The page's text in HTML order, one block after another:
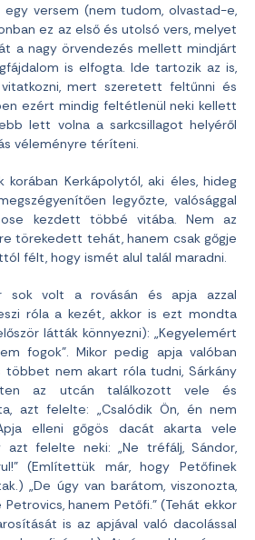
versem (nem tudom, olvastad-e,
ez az első és utolsó vers, melyet
a nagy örvendezés mellett mindjárt
is elfogta. Ide tartozik az is,
mert szeretett feltűnni és
ezért mindig feltétlenül neki kellett
lett volna a sarkcsillagot helyéről
véleményre téríteni.
korában Kerkápolytól, aki éles, hideg
legyőzte, valósággal
kezdett többé vitába. Nem az
törekedett tehát, hanem csak gőgje
félt, hogy ismét alul talál maradni.
sok volt a rovásán és apja azzal
róla a kezét, akkor is ezt mondta
látták könnyezni): „Kegyelemért
fogok”. Mikor pedig apja valóban
nem akart róla tudni, Sárkány
az utcán találkozott vele és
azt felelte: „Csalódik Ön, én nem
elleni gőgös dacát akarta vele
azt felelte neki: „Ne tréfálj, Sándor,
(Említettük már, hogy Petőfinek
„De úgy van barátom, viszonozta,
hanem Petőfi.” (Tehát ekkor
is az apjával való dacolással